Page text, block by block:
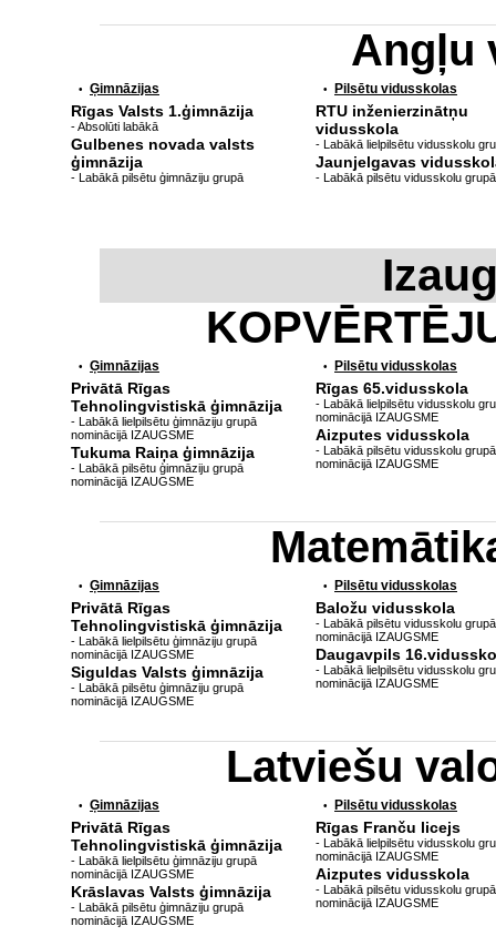
Angļu
• Ģimnāzijas
Rīgas Valsts 1.ģimnāzija
- Absolūti labākā
Gulbenes novada valsts
ģimnāzija
- Labākā pilsētu ģimnāziju grupā
• Pilsētu vidusskolas
RTU inženierzinātņu
vidusskola
- Labākā lielpilsētu vidusskolu
Jaunjelgavas
- Labākā pilsētu vidusskolu grupā
• Ģimnāzijas
Privātā Rīgas
Tehnolingvistiskā ģimnāzija
- Labākā lielpilsētu ģimnāziju grupā
nominācijā IZAUGSME
Tukuma Raiņa ģimnāzija
- Labākā pilsētu ģimnāziju grupā
nominācijā IZAUGSME
• Pilsētu vidusskolas
Rīgas 65.vidusskola
- Labākā lielpilsētu vidusskolu
nominācijā IZAUGSME
Aizputes vidusskola
- Labākā pilsētu vidusskolu grupā
nominācijā IZAUGSME
• Ģimnāzijas
Privātā Rīgas
Tehnolingvistiskā ģimnāzija
- Labākā lielpilsētu ģimnāziju grupā
nominācijā IZAUGSME
Siguldas Valsts ģimnāzija
- Labākā pilsētu ģimnāziju grupā
nominācijā IZAUGSME
• Pilsētu vidusskolas
Baložu vidusskola
- Labākā pilsētu vidusskolu grupā
nominācijā IZAUGSME
Daugavpils
- Labākā lielpilsētu vidusskolu
nominācijā IZAUGSME
Latviešu
• Ģimnāzijas
Privātā Rīgas
Tehnolingvistiskā ģimnāzija
- Labākā lielpilsētu ģimnāziju grupā
nominācijā IZAUGSME
Krāslavas Valsts ģimnāzija
- Labākā pilsētu ģimnāziju grupā
nominācijā IZAUGSME
• Pilsētu vidusskolas
Rīgas Franču licejs
- Labākā lielpilsētu vidusskolu
nominācijā IZAUGSME
Aizputes vidusskola
- Labākā pilsētu vidusskolu grupā
nominācijā IZAUGSME